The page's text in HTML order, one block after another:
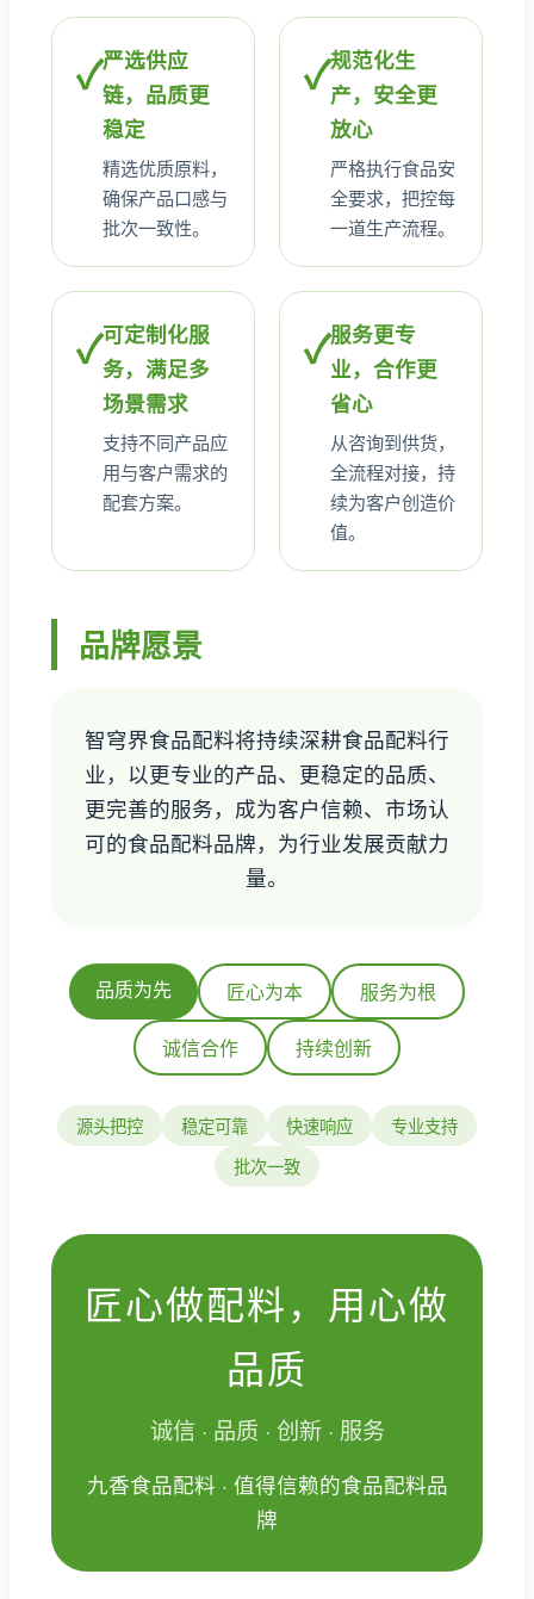
✓严选供应
链，品质更
稳定
精选优质原料，
确保产品口感与
批次一致性。
✓规范化生
产，安全更
放心
严格执行食品安
全要求，把控每
一道生产流程。
✓可定制化服
务，满足多
场景需求
支持不同产品应
用与客户需求的
配套方案。
✓服务更专
业，合作更
省心
从咨询到供货，
全流程对接，持
续为客户创造价
值。
品牌愿景
智穹界食品配料将持续深耕食品配料行
业，以更专业的产品、更稳定的品质、
更完善的服务，成为客户信赖、市场认
可的食品配料品牌，为行业发展贡献力
量。
品质为先 匠心为本 服务为根
诚信合作 持续创新
源头把控 稳定可靠 快速响应
专业支持
批次一致
匠心做配料，用心做
品质
诚信 · 品质 · 创新 · 服务
九香食品配料 · 值得信赖的食品配料品
牌